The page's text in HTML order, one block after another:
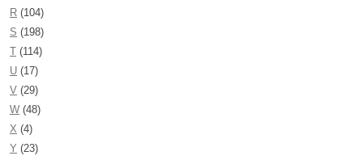
R (104)
S (198)
T (114)
U (17)
V (29)
W (48)
X (4)
Y (23)